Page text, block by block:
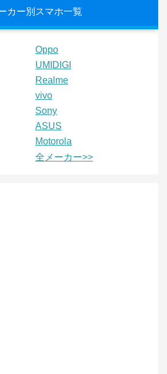
カー別スマホ一覧
Oppo
UMIDIGI
Realme
vivo
Sony
ASUS
Motorola
全メーカー>>